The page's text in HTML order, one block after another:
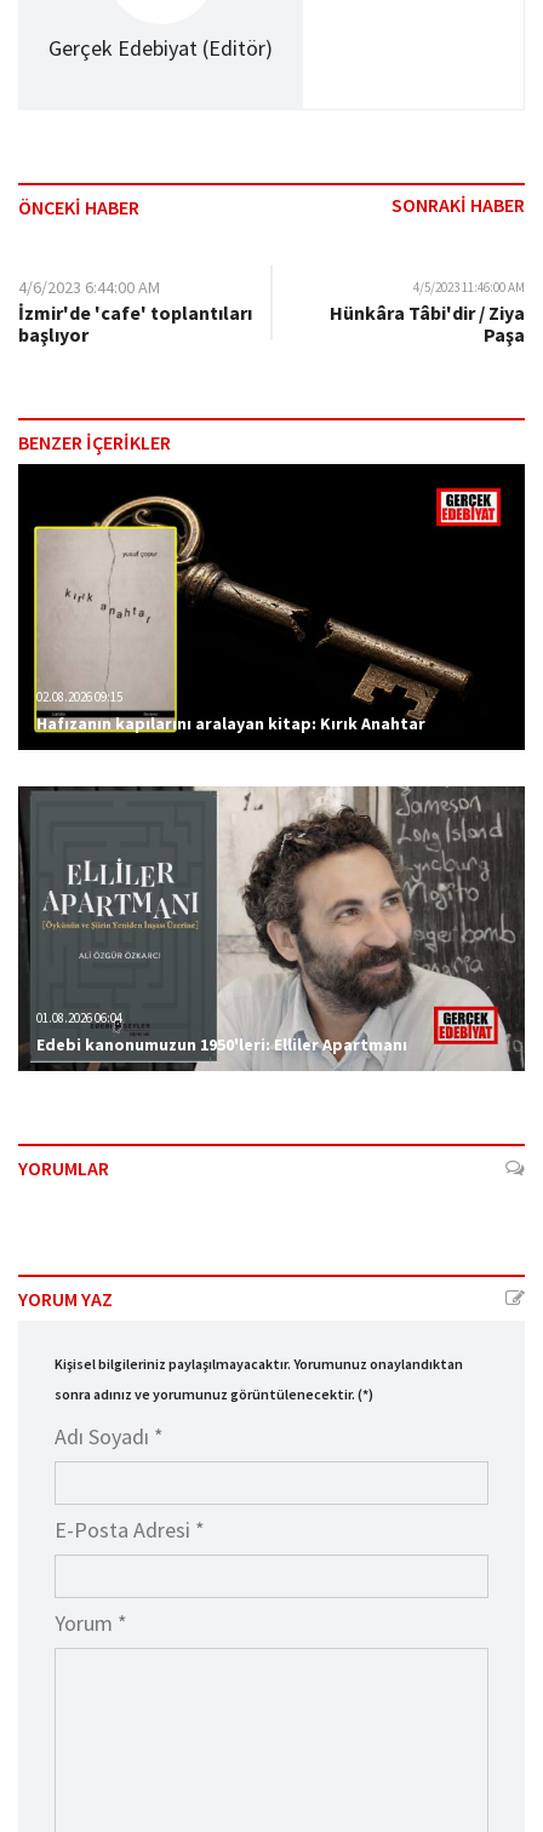
Gerçek Edebiyat (Editör)
ÖNCEKİ HABER SONRAKİ HABER
4/6/2023 6:44:00 AM
İzmir'de 'cafe' toplantıları
başlıyor
4/5/2023 11:46:00 AM
Hünkâra Tâbi'dir / Ziya
Paşa
BENZER İÇERİKLER
02.08.2026 09:15
Hafızanın kapılarını aralayan kitap: Kırık Anahtar
01.08.2026 06:04
Edebi kanonumuzun 1950'leri: Elliler Apartmanı
YORUMLAR
YORUM YAZ
Kişisel bilgileriniz paylaşılmayacaktır. Yorumunuz onaylandıktan
sonra adınız ve yorumunuz görüntülenecektir. (*)
Adı Soyadı *
E-Posta Adresi *
Yorum *